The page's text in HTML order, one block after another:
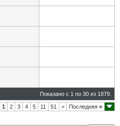
Показано с 1 по 30 из 1879.
1 2 3 4 5 11 51 > Последняя »